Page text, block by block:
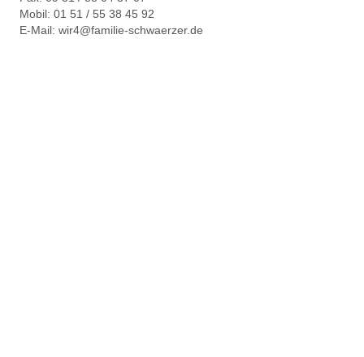
Mobil: 01 51 / 55 38 45 92
E-Mail: wir4@familie-schwaerzer.de